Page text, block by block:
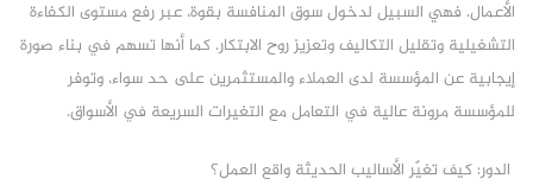
الأعمال. فهي السبيل لدخول سوق المنافسة بقوة، عبر رفع مستوى الكفاءة
التشغيلية وتقليل التكاليف وتعزيز روح الابتكار. كما أنها تسهم في بناء صورة
إيجابية عن المؤسسة لدى العملاء والمستثمرين على حد سواء، وتوفر
للمؤسسة مرونة عالية في التعامل مع التغيرات السريعة في الأسواق.
الدور: كيف تغيّر الأساليب الحديثة واقع العمل؟